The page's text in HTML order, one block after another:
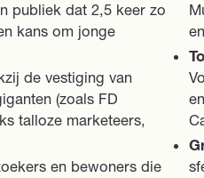
publiek dat 2,5 keer zo
kans om jonge
de vestiging van
(zoals FD
talloze marketeers,
en bewoners die